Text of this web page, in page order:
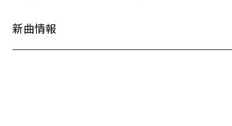
新曲情報